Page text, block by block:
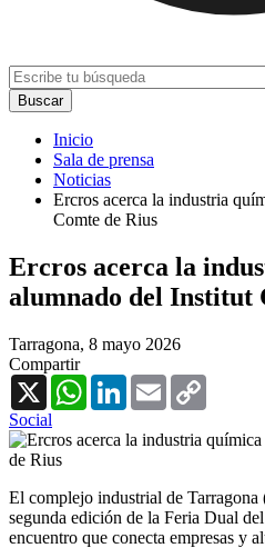
Inicio
Sala de prensa
Noticias
Ercros acerca la industria
Comte de Rius
Ercros acerca la
alumnado del Institut
Tarragona, 8 mayo 2026
Compartir
X
WhatsAppLinkedInEmail
Social
El complejo industrial de
segunda edición de la Feria Dual
encuentro que conecta empresas y